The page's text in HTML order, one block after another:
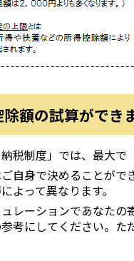
額の試算ができ
税制度」では、最大で
自身で決めることがで
よって異なります。
レーションであなたの
考にしてください。